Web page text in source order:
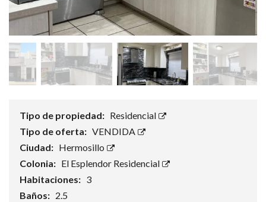
Tipo de propiedad: Residencial
Tipo de oferta: VENDIDA
Ciudad: Hermosillo
Colonia: El Esplendor Residencial
Habitaciones: 3
Baños: 2.5